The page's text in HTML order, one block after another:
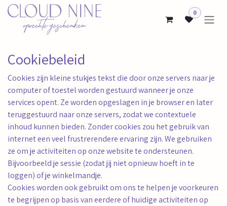
Overslaan naar inhoud
0
Cookiebeleid
Cookies zijn kleine stukjes tekst die door onze servers naar je
computer of toestel worden gestuurd wanneer je onze
services opent. Ze worden opgeslagen in je browser en later
teruggestuurd naar onze servers, zodat we contextuele
inhoud kunnen bieden. Zonder cookies zou het gebruik van
internet een veel frustrerendere ervaring zijn. We gebruiken
ze om je activiteiten op onze website te ondersteunen.
Bijvoorbeeld je sessie (zodat jij niet opnieuw hoeft in te
loggen) of je winkelmandje.
Cookies worden ook gebruikt om ons te helpen je voorkeuren
te begrijpen op basis van eerdere of huidige activiteiten op